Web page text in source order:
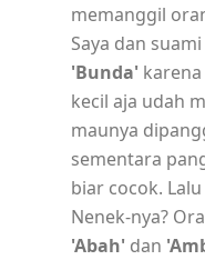
memanggil
Saya dan
'Bunda'
kecil aja udah
maunya
sementara
biar cocok.
Nenek-nya?
'Abah' dan